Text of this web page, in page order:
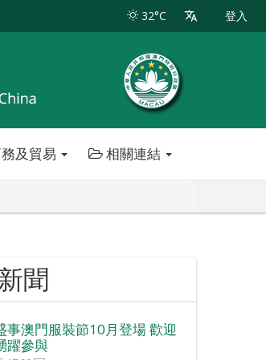
32°C 登入
及貿易 相關連結
聞
事澳門服裝節10月登場 歡迎
躍參與